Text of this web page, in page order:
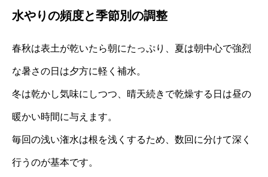
水やりの頻度と季節別の調整
春秋は表土が乾いたら朝にたっぷり、夏は朝中心で強烈
な暑さの日は夕方に軽く補水。
冬は乾かし気味にしつつ、晴天続きで乾燥する日は昼の
暖かい時間に与えます。
毎回の浅い潅水は根を浅くするため、数回に分けて深く
行うのが基本です。